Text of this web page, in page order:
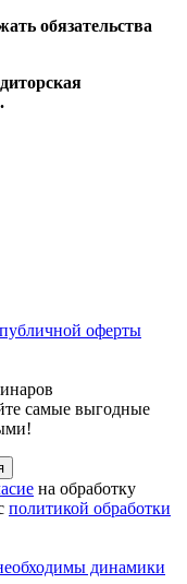
обязательства
оферты
самые выгодные
на обработку
политикой обработки